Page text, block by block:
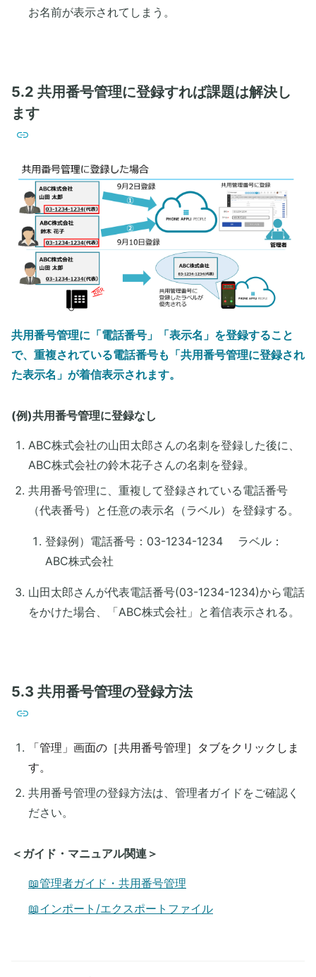
お名前が表示されてしまう。
5.2 共用番号管理に登録すれば課題は解決し
ます
共用番号管理に「電話番号」「表示名」を登録すること
で、重複されている電話番号も「共用番号管理に登録され
た表示名」が着信表示されます。
​(例)共用番号管理に登録なし
ABC株式会社の山田太郎さんの名刺を登録した後に、
ABC株式会社の鈴木花子さんの名刺を登録。
共用番号管理に、重複して登録されている電話番号
（代表番号）と任意の表示名（ラベル）を登録する。
登録例）電話番号：03-1234-1234 ラベル：
ABC株式会社
山田太郎さんが代表電話番号(03-1234-1234)から電話
をかけた場合、「ABC株式会社」と着信表示される。
5.3 共用番号管理の登録方法
「管理」画面の［共用番号管理］タブをクリックしま
す。
共用番号管理の登録方法は、管理者ガイドをご確認く
ださい。
＜ガイド・マニュアル関連＞
📖管理者ガイド・共用番号管理
📖インポート/エクスポートファイル